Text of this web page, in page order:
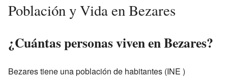
Población y Vida en Bezares
¿Cuántas personas viven en Bezares?
Bezares tiene una población de habitantes (INE )